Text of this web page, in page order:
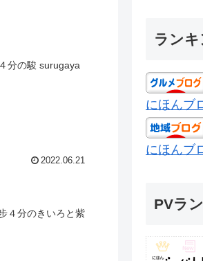
分の駿 surugaya
2022.06.21
４分のきいろと紫
ラン
にほんブ
にほんブ
PVラ